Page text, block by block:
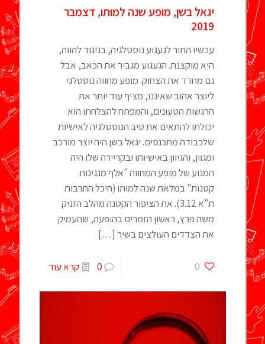
יגאל בשן, מופע שנה למותו, דצמבר
2019
עכשיו התור לגעגוע נוסטלגיה, בניגוד להווה,
היא מוקצנת. הגעגוע מגביר את הכאב, אבל
גם מחדד את הצחוק. מופע מחווה נוסטלגי
ליוצר אהוב שאיננו, מציף עוד יותר את
הרגשות הטעונים, והמפתח להצלחתו הוא
יכולתו להתאים את טיב הנוסטלגיה לאישיות
שלכבודה מתכנסים. יגאל בשן היה יוצר מורכב
ומגוון, והגיוון באישיותו ובקריירה שלו היה
המנוע של מופע המחווה "אלף מנגינות
קטנות" במלאת שנה למותו (היכל התרבות
ת"א 3.12). את הציפור הקטנה מהלב הזניק
משה פרץ, ראשון הזמרים בהופעה, שהעמיק
את הצדדים העולצים בשיר […]
0
0 קרא עוד